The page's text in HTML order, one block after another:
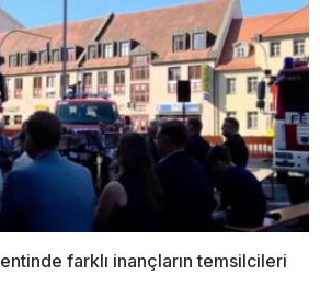
farklı inançların temsilcileri